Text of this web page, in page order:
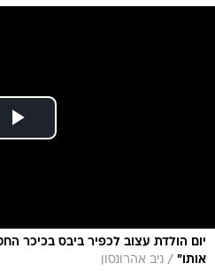
יום הולדת עצוב לכפיר ביבס בכיכר
אותו" / ניב אהרונסון